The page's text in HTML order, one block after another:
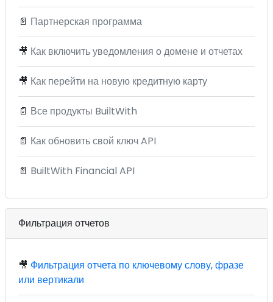
📄 Партнерская программа
🎥 Как включить уведомления о домене и отчетах
🎥 Как перейти на новую кредитную карту
📄 Все продукты BuiltWith
📄 Как обновить свой ключ API
📄 BuiltWith Financial API
Фильтрация отчетов
🎥 Фильтрация отчета по ключевому слову, фразе
или вертикали